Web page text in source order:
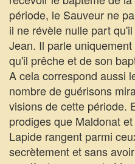
période, le Sauveur ne
il ne révèle nulle part
Jean. Il parle
qu'il prêche et de son
A cela correspond aussi
nombre de guérisons
visions de cette période.
prodiges que Maldonat
Lapide rangent parmi
secrètement et sans